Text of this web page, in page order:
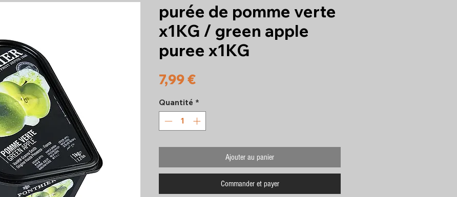
purée de pomme verte
x1KG / green apple
puree x1KG
7,99 €
Quantité *
Ajouter au panier
Commander et payer